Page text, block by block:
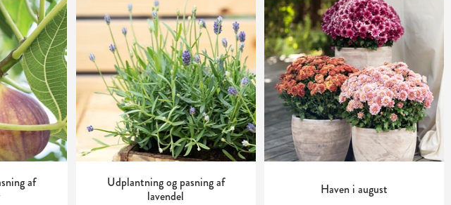
af
Udplantning og pasning af
lavendel
Haven i august